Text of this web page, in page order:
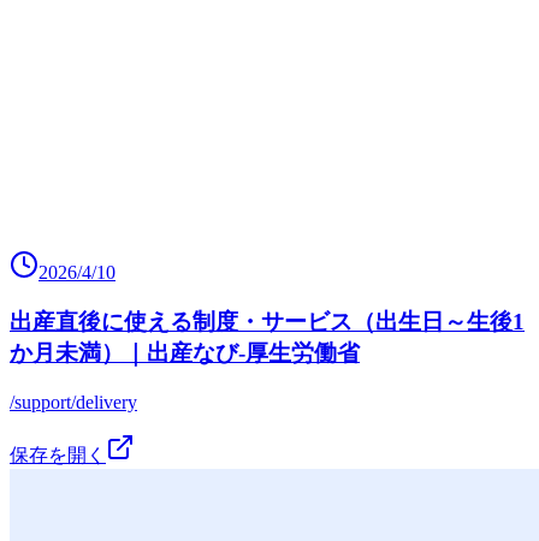
2026/4/10
出産直後に使える制度・サービス（出生日～生後1
か月未満）｜出産なび‐厚生労働省
/support/delivery
保存を開く